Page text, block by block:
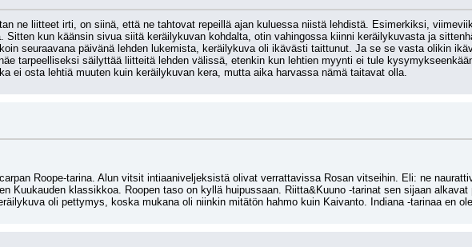
ne liitteet irti, on siinä, että ne tahtovat repeillä ajan kuluessa niistä lehdistä. Esimerkiksi,
Sitten kun käänsin sivua siitä keräilykuvan kohdalta, otin vahingossa kiinni keräilykuvasta ja
seuraavana päivänä lehden lukemista, keräilykuva oli ikävästi taittunut. Ja se se vasta olikin
tarpeelliseksi säilyttää liitteitä lehden välissä, etenkin kun lehtien myynti ei tule
ei osta lehtiä muuten kuin keräilykuvan kera, mutta aika harvassa nämä taitavat olla.
Roope-tarina. Alun vitsit intiaaniveljeksistä olivat verrattavissa Rosan vitseihin. Eli: ne
Kuukauden klassikkoa. Roopen taso on kyllä huipussaan. Riitta&Kuuno -tarinat sen sijaan
oli pettymys, koska mukana oli niinkin mitätön hahmo kuin Kaivanto. Indiana -tarinaa en